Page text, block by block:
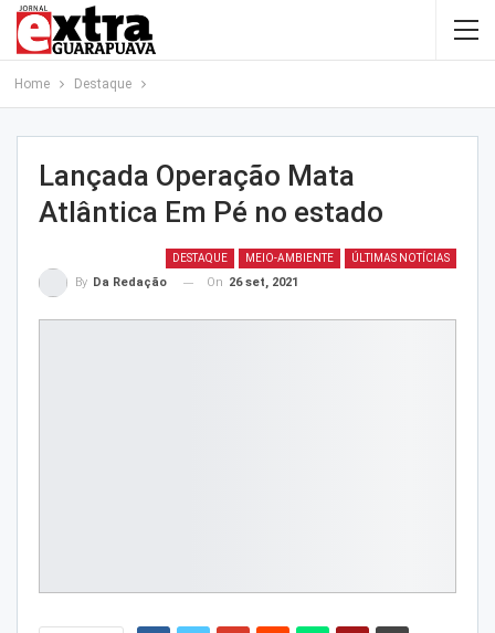
Home Destaque
Lançada Operação Mata
Atlântica Em Pé no estado
DESTAQUE MEIO-AMBIENTE ÚLTIMAS NOTÍCIAS
By Da Redação On 26 set, 2021